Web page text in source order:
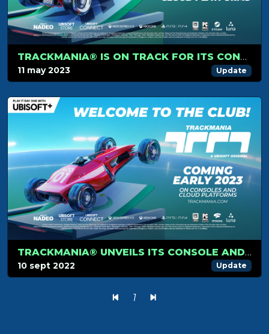
TRACKMANIA® IS ON TRACK FOR ITS CONSOLE AND CLOUD PLATFORM RELEASE ON MAY 15TH
11 may 2023 Update
TRACKMANIA® UNVEILS ITS CONSOLE AND CLOUD VERSIONS LAUNCHING IN 2023
10 sept 2022 Update
1